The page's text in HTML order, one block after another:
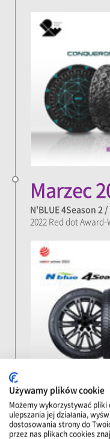
Marzec
N'BLUE 4Season 2
2022 Red dot
Luty
Używamy plików cookie
Możemy wykorzystywać
ulepszania jej działania,
dostosowania strony do
przez nas plikach cookies